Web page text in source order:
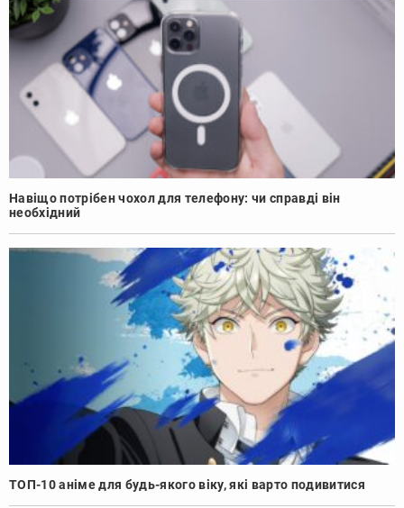
Навіщо потрібен чохол для телефону: чи справді він
необхідний
ТОП-10 аніме для будь-якого віку, які варто подивитися